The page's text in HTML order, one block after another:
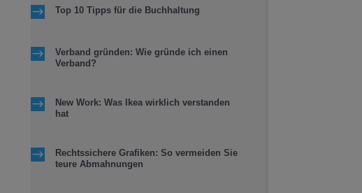
$ Top 10 Tipps für die Buchhaltung
$
Verband gründen: Wie gründe ich einen
Verband?
$
New Work: Was Ikea wirklich verstanden
hat
$
Rechtssichere Grafiken: So vermeiden Sie
teure Abmahnungen